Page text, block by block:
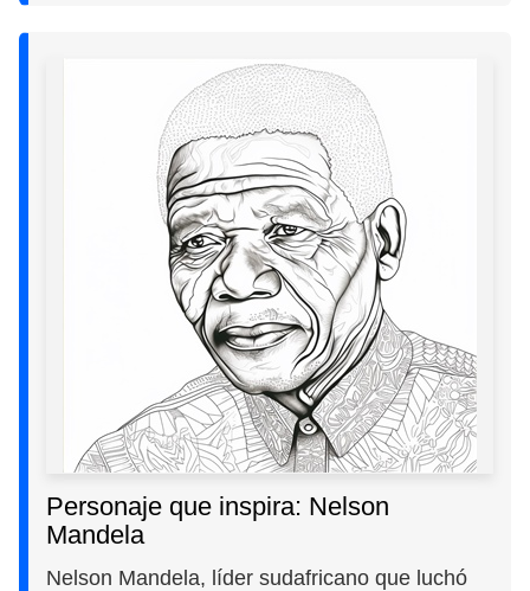
Personaje que inspira: Nelson
Mandela
Nelson Mandela, líder sudafricano que luchó